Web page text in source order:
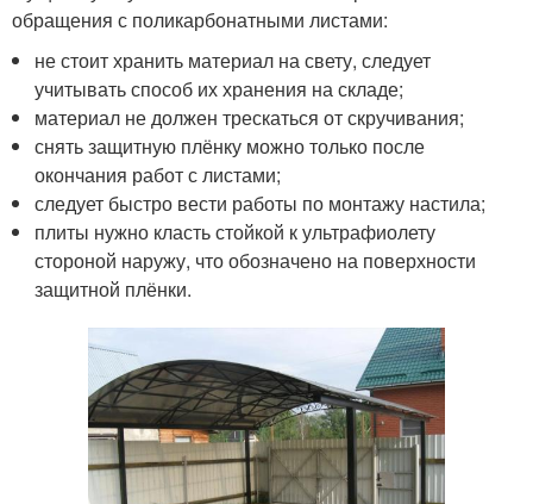
обращения с поликарбонатными листами:
не стоит хранить материал на свету, следует
учитывать способ их хранения на складе;
материал не должен трескаться от скручивания;
снять защитную плёнку можно только после
окончания работ с листами;
следует быстро вести работы по монтажу настила;
плиты нужно класть стойкой к ультрафиолету
стороной наружу, что обозначено на поверхности
защитной плёнки.